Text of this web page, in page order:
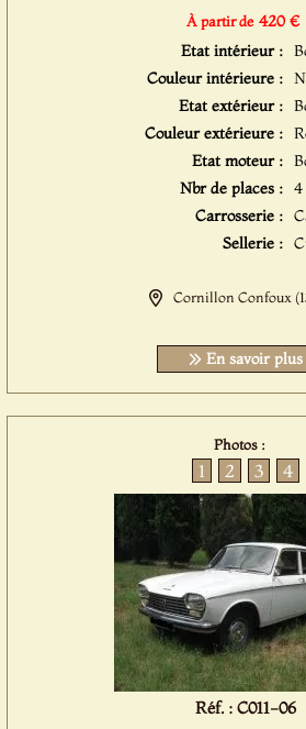
À partir de 420 €
Etat intérieur :
Couleur intérieure :
Etat extérieur :
Couleur extérieure :
Etat moteur :
Nbr de places : 4
Carrosserie :
Sellerie :
Cornillon Confoux
En savoir plus
Photos :
1 2 3 4
Réf. : C011-06